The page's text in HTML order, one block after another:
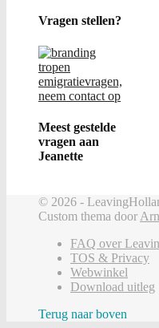
Vragen stellen?
Meest gestelde
vragen aan
Jeanette
© 2026 -
Custom thema door
FAQ over
TOS & Privacy
Webwinkel
Download uitleg
Terug naar boven